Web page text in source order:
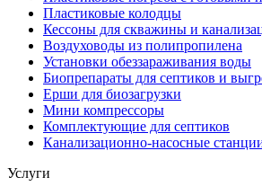
Пластиковые колодцы
Кессоны для скважины и
Воздуховоды из полипропилена
Установки обеззараживания воды
Биопрепараты для септиков и
Ерши для биозагрузки
Мини компрессоры
Комплектующие для септиков
Канализационно-насосные
Услуги